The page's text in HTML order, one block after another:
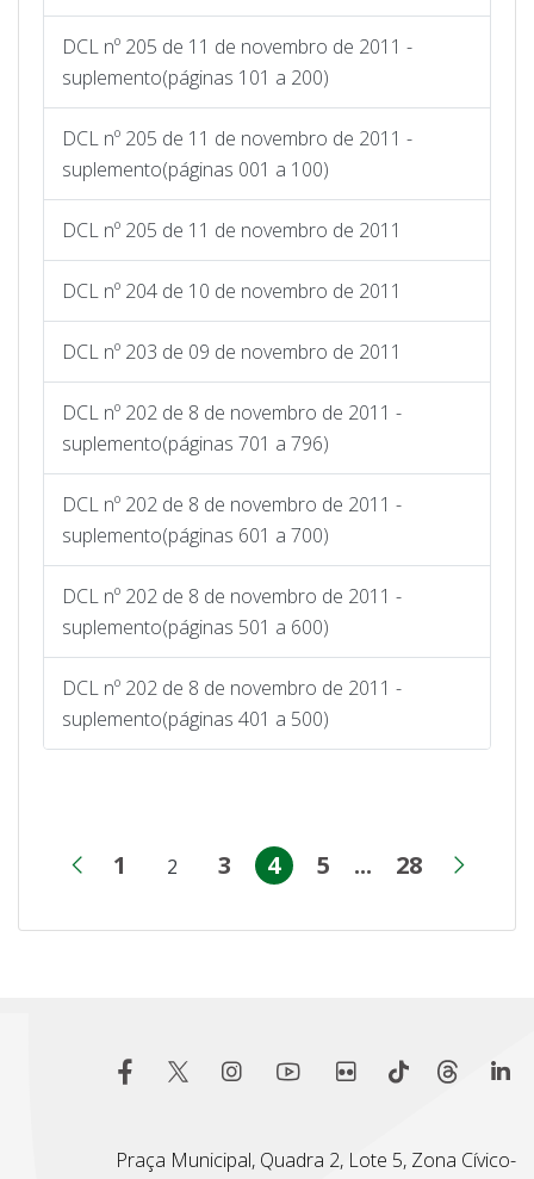
DCL nº 205 de 11 de novembro de 2011 -
suplemento(páginas 101 a 200)
DCL nº 205 de 11 de novembro de 2011 -
suplemento(páginas 001 a 100)
DCL nº 205 de 11 de novembro de 2011
DCL nº 204 de 10 de novembro de 2011
DCL nº 203 de 09 de novembro de 2011
DCL nº 202 de 8 de novembro de 2011 -
suplemento(páginas 701 a 796)
DCL nº 202 de 8 de novembro de 2011 -
suplemento(páginas 601 a 700)
DCL nº 202 de 8 de novembro de 2011 -
suplemento(páginas 501 a 600)
DCL nº 202 de 8 de novembro de 2011 -
suplemento(páginas 401 a 500)
Página anterior
Página
1 Página
2 Página
3 Página
4 Página
5 ...Páginas
Página
28
Praça Municipal, Quadra 2, Lote 5, Zona Cívico-